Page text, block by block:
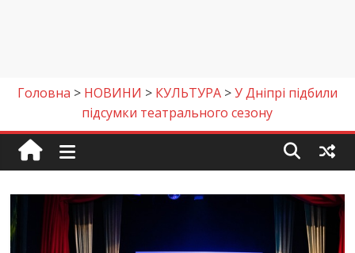
Головна > НОВИНИ > КУЛЬТУРА>У Дніпрі підбили
підсумки театрального сезону